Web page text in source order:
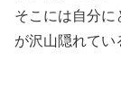
そこには自分に
が沢山隠れてい